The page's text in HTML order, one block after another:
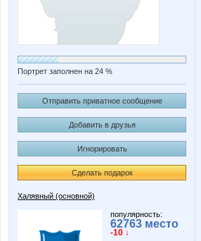
Портрет заполнен на 24 %
Отправить приватное сообщение
Добавить в друзья
Игнорировать
Сделать подарок
Халявный (основной)
популярность:
62763 место
-10 ↓